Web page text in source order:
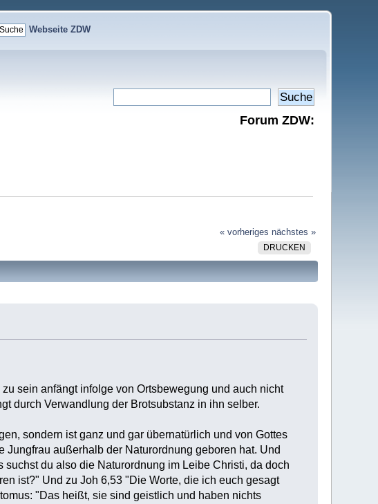
Webseite ZDW
Forum ZDW:
« vorheriges nächstes »
DRUCKEN
sein anfängt infolge von Ortsbewegung und auch nicht
durch Verwandlung der Brotsubstanz in ihn selber.
sondern ist ganz und gar übernatürlich und von Gottes
außerhalb der Naturordnung geboren hat. Und
du also die Naturordnung im Leibe Christi, da doch
ist?" Und zu Joh 6,53 "Die Worte, die ich euch gesagt
"Das heißt, sie sind geistlich und haben nichts